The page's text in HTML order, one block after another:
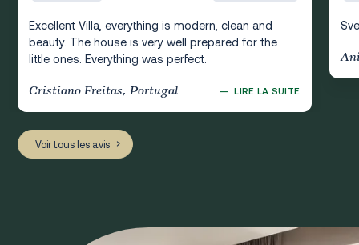
Excellent Villa, everything is modern, clean and
beauty. The house is very well prepared for the
little ones. Everything was perfect.
Cristiano Freitas, Portugal — LIRE LA SUITE
Voir tous les avis